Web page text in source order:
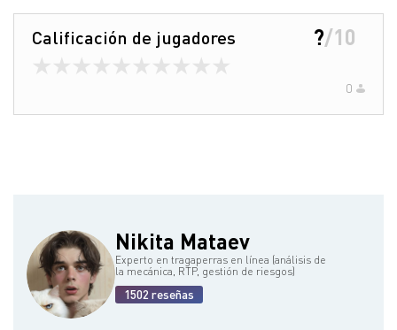
Calificación de jugadores
0
?/10
Nikita Mataev
Experto en tragaperras en línea (análisis de
la mecánica, RTP, gestión de riesgos)
1502 reseñas